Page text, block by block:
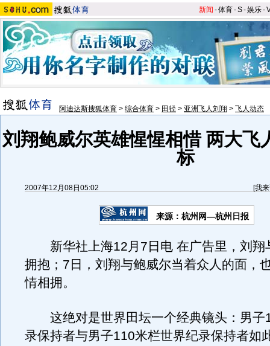
新闻 -体育-S-娱乐-
阿迪达斯搜狐体育 > 综合体育 > 田径 > 亚洲飞人刘翔 > 飞人动态
刘翔鲍威尔英雄惺惺相惜 两大飞
标
2007年12月08日05:02 [我
来源：杭州网—杭州日报
新华社上海12月7日电 在广告里，刘翔
拥抱；7日，刘翔与鲍威尔当着众人的面，
情相拥。
这绝对是世界田坛一个经典镜头：男子
录保持者与男子110米栏世界纪录保持者如